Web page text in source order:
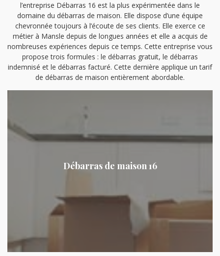
l’entreprise Débarras 16 est la plus expérimentée dans le
domaine du débarras de maison. Elle dispose d’une équipe
chevronnée toujours à l’écoute de ses clients. Elle exerce ce
métier à Mansle depuis de longues années et elle a acquis de
nombreuses expériences depuis ce temps. Cette entreprise vous
propose trois formules : le débarras gratuit, le débarras
indemnisé et le débarras facturé. Cette dernière applique un tarif
de débarras de maison entièrement abordable.
Débarras de maison 16